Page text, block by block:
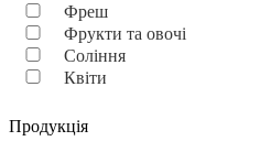
Фреш
Фрукти та овочі
Соління
Квіти
Продукція